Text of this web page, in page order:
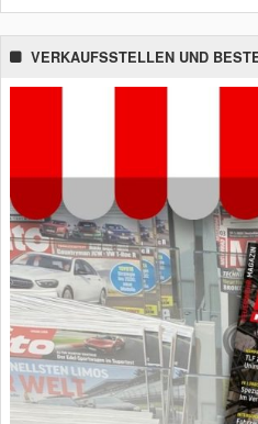
VERKAUFSSTELLEN UND